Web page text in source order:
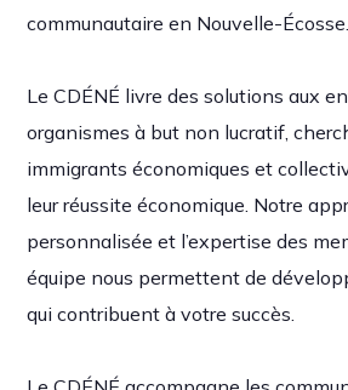
communautaire en Nouvelle-Écosse.
Le CDÉNÉ livre des solutions aux
organismes à but non lucratif,
immigrants économiques et
leur réussite économique. Notre
personnalisée et l’expertise des
équipe nous permettent de
qui contribuent à votre succès.